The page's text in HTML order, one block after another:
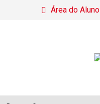
Área do Aluno